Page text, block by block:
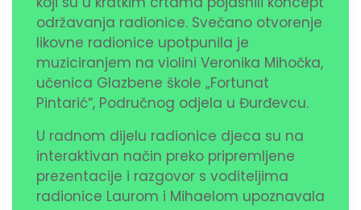
održavanja radionice. Svečano otvorenje
likovne radionice upotpunila je
muziciranjem na violini Veronika Mihočka,
učenica Glazbene škole „Fortunat
Pintarić“, Područnog odjela u Đurđevcu.
U radnom dijelu radionice djeca su na
interaktivan način preko pripremljene
prezentacije i razgovor s voditeljima
radionice Laurom i Mihaelom upoznavala